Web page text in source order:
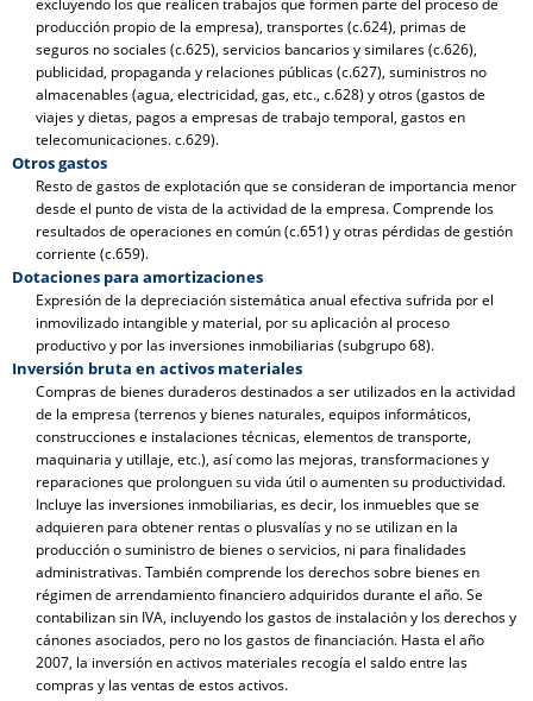
excluyendo los que realicen trabajos que formen parte del proceso de
producción propio de la empresa), transportes (c.624), primas de
seguros no sociales (c.625), servicios bancarios y similares (c.626),
publicidad, propaganda y relaciones públicas (c.627), suministros no
almacenables (agua, electricidad, gas, etc., c.628) y otros (gastos de
viajes y dietas, pagos a empresas de trabajo temporal, gastos en
telecomunicaciones. c.629).
Otros gastos
Resto de gastos de explotación que se consideran de importancia menor
desde el punto de vista de la actividad de la empresa. Comprende los
resultados de operaciones en común (c.651) y otras pérdidas de gestión
corriente (c.659).
Dotaciones para amortizaciones
Expresión de la depreciación sistemática anual efectiva sufrida por el
inmovilizado intangible y material, por su aplicación al proceso
productivo y por las inversiones inmobiliarias (subgrupo 68).
Inversión bruta en activos materiales
Compras de bienes duraderos destinados a ser utilizados en la actividad
de la empresa (terrenos y bienes naturales, equipos informáticos,
construcciones e instalaciones técnicas, elementos de transporte,
maquinaria y utillaje, etc.), así como las mejoras, transformaciones y
reparaciones que prolonguen su vida útil o aumenten su productividad.
Incluye las inversiones inmobiliarias, es decir, los inmuebles que se
adquieren para obtener rentas o plusvalías y no se utilizan en la
producción o suministro de bienes o servicios, ni para finalidades
administrativas. También comprende los derechos sobre bienes en
régimen de arrendamiento financiero adquiridos durante el año. Se
contabilizan sin IVA, incluyendo los gastos de instalación y los derechos y
cánones asociados, pero no los gastos de financiación. Hasta el año
2007, la inversión en activos materiales recogía el saldo entre las
compras y las ventas de estos activos.